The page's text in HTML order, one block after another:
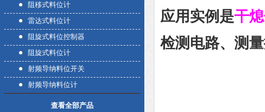
阻移式料位计
雷达式料位计
阻旋式料位控制器
阻旋式料位计
射频导纳料位开关
射频导纳料位计
查看全部产品
应用实例是干
检测电路、测